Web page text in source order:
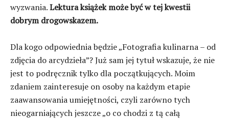
wyzwania.Lektura książek może być w tej kwestii
dobrym drogowskazem.
Dla kogo odpowiednia będzie „Fotografia kulinarna – od
zdjęcia do arcydzieła”? Już sam jej tytuł wskazuje, że nie
jest to podręcznik tylko dla początkujących. Moim
zdaniem zainteresuje on osoby na każdym etapie
zaawansowania umiejętności, czyli zarówno tych
nieogarniających jeszcze „o co chodzi z tą całą